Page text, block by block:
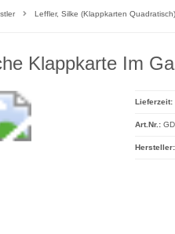
Leffler, Silke (Klappkarten Quadratisch)
Klappkarte Im
Lieferzeit:
Art.Nr.:
Hersteller: